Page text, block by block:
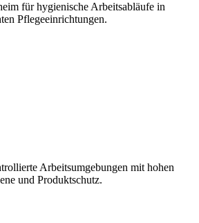
für hygienische Arbeitsabläufe in
Pflegeeinrichtungen.
Arbeitsumgebungen mit hohen
und Produktschutz.